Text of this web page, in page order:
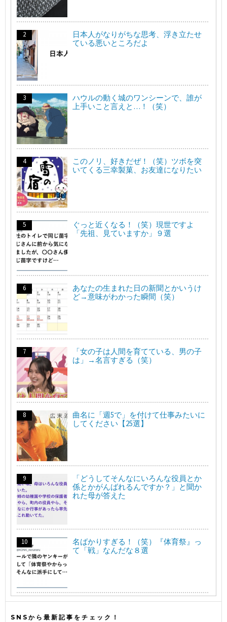
日本人がなりがちな思考、浮き立たせ
ている悪いところだよ
ハウルの動く城のワンシーンで、誰が
上手いこと言えと…！（笑）
このノリ、好きだぜ！（笑）ツボを突
いてくる三幸製菓、お友達になりたい
ぐっと近くなる！（笑）現世ですよ
「先祖、見ていますか」９選
あなたの生まれた日の新聞とかいうけ
ど→意味がわかった瞬間（笑）
「女の子は人間を育てている、男の子
は」→名言すぎる（笑）
曲名に「週5で」を付けて仕事みたいに
してください【25選】
「どうしてそんなにいろんな役員とか
係とかがんばれるんですか？」と聞か
れた母が答えた
名ばかりすぎる！（笑）『体育祭』っ
て「戦」なんだな８選
SNSから最新記事をチェック！